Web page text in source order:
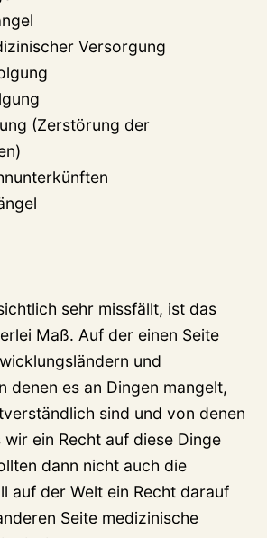
Versorgung
(Zerstörung der
sehr missfällt, ist das
Maß. Auf der einen Seite
und
denen es an Dingen mangelt,
sind und von denen
ein Recht auf diese Dinge
dann nicht auch die
auf der Welt ein Recht darauf
Seite medizinische